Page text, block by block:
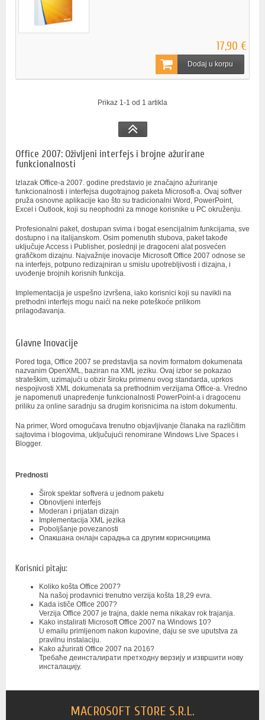
17,90 €
Dodaj u korpu
Prikaz 1-1 od 1 artikla
Office 2007: Oživljeni interfejs i brojne ažurirane
funkcionalnosti
Izlazak Office-a 2007. godine predstavio je značajno ažuriranje
funkcionalnosti i interfejsa dugotrajnog paketa Microsoft-a. Ovaj softver
pruža osnovne aplikacije kao što su tradicionalni Word, PowerPoint,
Excel i Outlook, koji su neophodni za mnoge korisnike u PC okruženju.
Profesionalni paket, dostupan svima i bogat esencijalnim funkcijama, sve
dostupno i na italijanskom. Osim pomenutih stubova, paket takođe
uključuje Access i Publisher, poslednji je dragoceni alat posvećen
grafičkom dizajnu. Najvažnije inovacije Microsoft Office 2007 odnose se
na interfejs, potpuno redizajniran u smislu upotrebljivosti i dizajna, i
uvođenje brojnih korisnih funkcija.
Implementacija je uspešno izvršena, iako korisnici koji su navikli na
prethodni interfejs mogu naići na neke poteškoće prilikom
prilagođavanja.
Glavne Inovacije
Pored toga, Office 2007 se predstavlja sa novim formatom dokumenata
nazvanim OpenXML, baziran na XML jeziku. Ovaj izbor se pokazao
strateškim, uzimajući u obzir široku primenu ovog standarda, uprkos
nespojivosti XML dokumenata sa prethodnim verzijama Office-a. Vredno
je napomenuti unapređenje funkcionalnosti PowerPoint-a i dragocenu
priliku za online saradnju sa drugim korisnicima na istom dokumentu.
Na primer, Word omogućava trenutno objavljivanje članaka na različitim
sajtovima i blogovima, uključujući renomirane Windows Live Spaces i
Blogger.
Prednosti
Širok spektar softvera u jednom paketu
Obnovljeni interfejs
Moderan i prijatan dizajn
Implementacija XML jezika
Poboljšanje povezanosti
Олакшана онлајн сарадња са другим корисницима
Korisnici pitaju:
Koliko košta Office 2007?
Na našoj prodavnici trenutno verzija košta 18,29 evra.
Kada ističe Office 2007?
Verzija Office 2007 je trajna, dakle nema nikakav rok trajanja.
Kako instalirati Microsoft Office 2007 na Windows 10?
U emailu primljenom nakon kupovine, daju se sve uputstva za
pravilnu instalaciju.
Kako ažurirati Office 2007 na 2016?
Требаће деинсталирати претходну верзију и извршити нову
инсталацију.
MACROSOFT STORE S.R.L.